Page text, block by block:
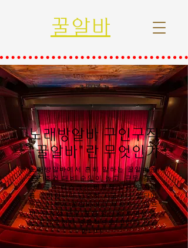
꿀알바
노래방알바 구인구직
"꿀알바"란 무엇인가
노래방알바에서 흔히 말하는 꿀알바란
근무 조건 대비 수입이 높고, 근무 강도·
스트레스·리스크가 비교적 낮은 일자리
를 의미합니다.단순히 시급이나 일당이
높다고 해서 꿀알바라고 부르지는 않으
며, 안전성·근무 환경·정산의 투명성·출
근 자유도까지 종합적으로 고려해 판단
합니다.